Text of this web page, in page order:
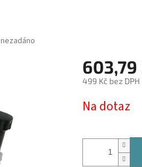
nezadáno
603,79
499 Kč bez DPH
cena:
Na dotaz